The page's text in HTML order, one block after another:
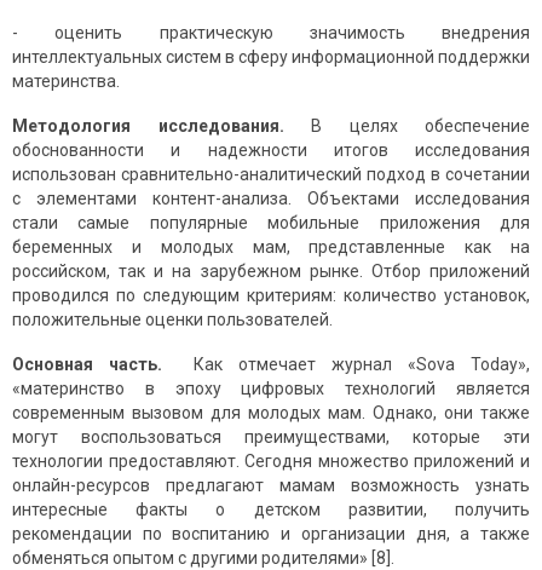
- оценить практическую значимость внедрения
интеллектуальных систем в сферу информационной поддержки
материнства.
Методология исследования.
В целях обеспечение
обоснованности и надежности итогов исследования
использован сравнительно-аналитический подход в сочетании
с элементами контент-анализа. Объектами исследования
стали самые популярные мобильные приложения для
беременных и молодых мам, представленные как на
российском, так и на зарубежном рынке. Отбор приложений
проводился по следующим критериям: количество установок,
положительные оценки пользователей.
Основная часть.
Как отмечает журнал «Sova Today»,
«материнство в эпоху цифровых технологий является
современным вызовом для молодых мам. Однако, они также
могут воспользоваться преимуществами, которые эти
технологии предоставляют. Сегодня множество приложений и
онлайн-ресурсов предлагают мамам возможность узнать
интересные факты о детском развитии, получить
рекомендации по воспитанию и организации дня, а также
обменяться опытом с другими родителями» [8].